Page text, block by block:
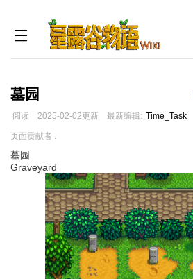
墓园
阅读 2025-02-02更新 最新编辑: Time_Task
跳
导
航
跳
搜
索
页面贡献者 :
墓园
Graveyard